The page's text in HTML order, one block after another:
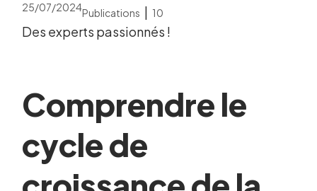
25/07/2024Publications | 10
Des experts passionnés !
Comprendre le
cycle de